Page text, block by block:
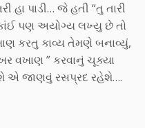
હા પાડી… જે હતી “તુ તારી
પણ અયોગ્ય લખ્યુ છે તો
કરતુ કાવ્ય તેમણે બનાવ્યું,
વખાણ ” કરવાનું ચૂક્યા
એ જાણવું રસપ્રદ રહેશે….